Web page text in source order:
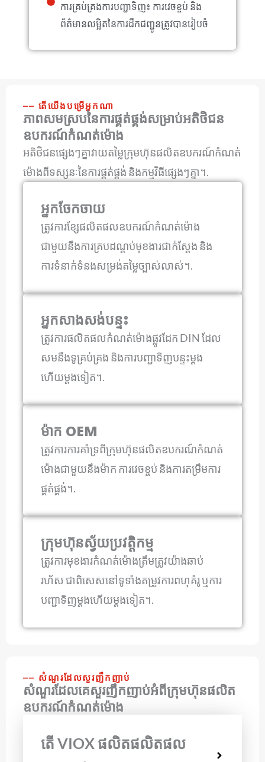
ការគ្រប់គ្រងការបញ្ជាទិញ៖ ការវេចខ្ចប់ និង
ព័ត៌មានលម្អិតនៃការដឹកជញ្ជូនត្រូវបានរៀបចំ
⎯⎯ តើយើងបម្រើអ្នកណា
ភាពសមស្របនៃការផ្គត់ផ្គង់សម្រាប់អតិថិជន
ឧបករណ៍កំណត់ម៉ោង
អតិថិជនផ្សេងៗគ្នាវាយតម្លៃក្រុមហ៊ុនផលិតឧបករណ៍កំណត់
ម៉ោងពីទស្សនៈនៃការផ្គត់ផ្គង់ និងកម្មវិធីផ្សេងៗគ្នា។.
អ្នកចែកចាយ
ត្រូវការខ្សែផលិតផលឧបករណ៍កំណត់ម៉ោង
ជាមួយនឹងការគ្របដណ្តប់មុខងារជាក់ស្តែង និង
ការទំនាក់ទំនងសម្រង់តម្លៃច្បាស់លាស់។.
អ្នកសាងសង់បន្ទះ
ត្រូវការផលិតផលកំណត់ម៉ោងផ្លូវដែក DIN ដែល
សមនឹងទូគ្រប់គ្រង និងការបញ្ជាទិញបន្ទះម្តង
ហើយម្តងទៀត។.
ម៉ាក OEM
ត្រូវការការគាំទ្រពីក្រុមហ៊ុនផលិតឧបករណ៍កំណត់
ម៉ោងជាមួយនឹងម៉ាក ការវេចខ្ចប់ និងការតម្រឹមការ
ផ្គត់ផ្គង់។.
ក្រុមហ៊ុនស្វ័យប្រវត្តិកម្ម
ត្រូវការមុខងារកំណត់ម៉ោងត្រឹមត្រូវយ៉ាងឆាប់
រហ័ស ជាពិសេសនៅទូទាំងតម្រូវការពហុគំរូ ឬការ
បញ្ជាទិញម្តងហើយម្តងទៀត។.
⎯⎯ សំណួរដែលសួរញឹកញាប់
សំណួរដែលគេសួរញឹកញាប់អំពីក្រុមហ៊ុនផលិត
ឧបករណ៍កំណត់ម៉ោង
តើ VIOX ផលិតផលិតផល